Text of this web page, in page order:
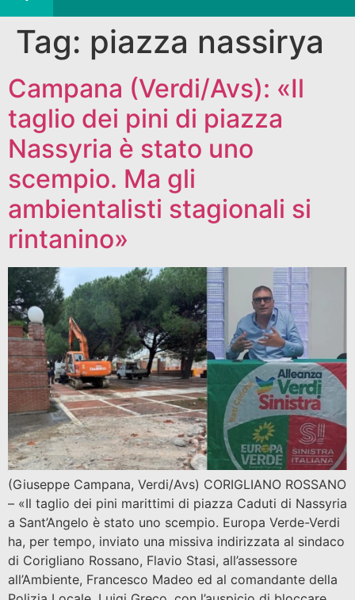
Tag: piazza nassirya
Campana (Verdi/Avs): «Il
taglio dei pini di piazza
Nassyria è stato uno
scempio. Ma gli
ambientalisti stagionali si
rintanino»
(Giuseppe Campana, Verdi/Avs) CORIGLIANO ROSSANO
– «Il taglio dei pini marittimi di piazza Caduti di Nassyria
a Sant’Angelo è stato uno scempio. Europa Verde-Verdi
ha, per tempo, inviato una missiva indirizzata al sindaco
di Corigliano Rossano, Flavio Stasi, all’assessore
all’Ambiente, Francesco Madeo ed al comandante della